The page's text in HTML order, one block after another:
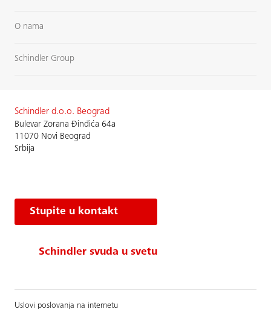
O nama
Schindler Group
Schindler d.o.o. Beograd
Bulevar Zorana Đinđića 64a
11070 Novi Beograd
Srbija
Stupite u kontakt
Schindler svuda u svetu
Uslovi poslovanja na internetu